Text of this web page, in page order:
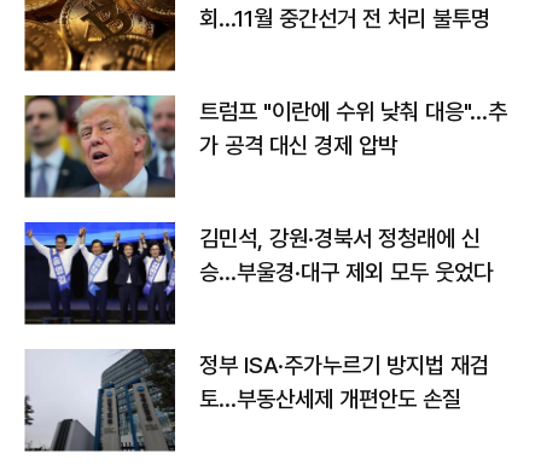
회…11월 중간선거 전 처리 불투명
트럼프 "이란에 수위 낮춰 대응"…추
가 공격 대신 경제 압박
김민석, 강원·경북서 정청래에 신
승…부울경·대구 제외 모두 웃었다
정부 ISA·주가누르기 방지법 재검
토…부동산세제 개편안도 손질